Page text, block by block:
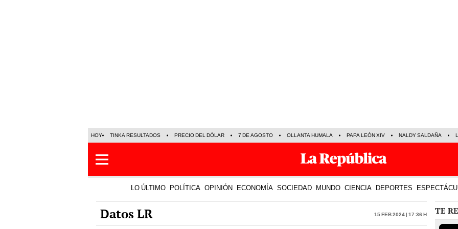
HOY TINKA RESULTADOS PRECIO DEL DÓLAR 7 DE AGOSTO OLLANTA HUMALA PAPA LEÓN XIV NALDY SALDAÑA
LO ÚLTIMO POLÍTICA OPINIÓN ECONOMÍA SOCIEDAD MUNDO CIENCIA DEPORTES
Datos LR 15 Feb 2024 | 17:36 h TE